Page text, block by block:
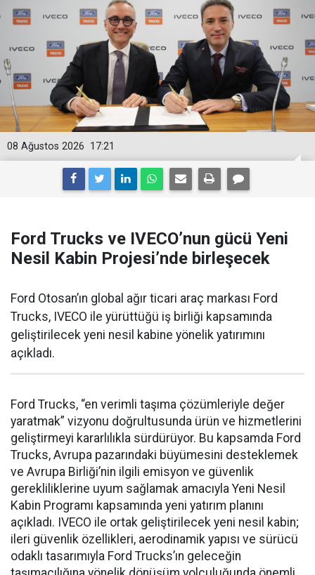
17:21
08 Ağustos 2026
Ford Trucks ve IVECO’nun gücü Yeni
Nesil Kabin Projesi’nde birleşecek
Ford Otosan’ın global ağır ticari araç markası Ford
Trucks, IVECO ile yürüttüğü iş birliği kapsamında
geliştirilecek yeni nesil kabine yönelik yatırımını
açıkladı.
Ford Trucks, “en verimli taşıma çözümleriyle değer
yaratmak” vizyonu doğrultusunda ürün ve hizmetlerini
geliştirmeyi kararlılıkla sürdürüyor. Bu kapsamda Ford
Trucks, Avrupa pazarındaki büyümesini desteklemek
ve Avrupa Birliği’nin ilgili emisyon ve güvenlik
gerekliliklerine uyum sağlamak amacıyla Yeni Nesil
Kabin Programı kapsamında yeni yatırım planını
açıkladı. IVECO ile ortak geliştirilecek yeni nesil kabin;
ileri güvenlik özellikleri, aerodinamik yapısı ve sürücü
odaklı tasarımıyla Ford Trucks’ın geleceğin